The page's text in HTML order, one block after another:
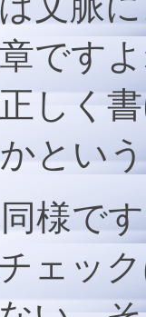
です
しく
とい
様で
ェッ